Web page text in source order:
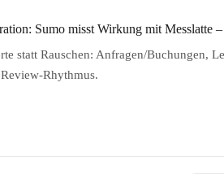
statt Rauschen: Anfragen/Buchungen,